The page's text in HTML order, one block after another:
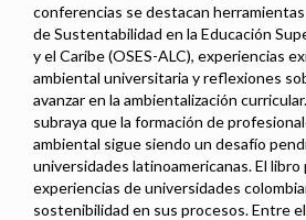
conferencias se destacan
de Sustentabilidad en la Educación
y el Caribe (OSES-ALC), experiencias
ambiental universitaria y reflexiones
avanzar en la ambientalización
subraya que la formación de
ambiental sigue siendo un desafío
universidades latinoamericanas. El
experiencias de universidades
sostenibilidad en sus procesos. Entre